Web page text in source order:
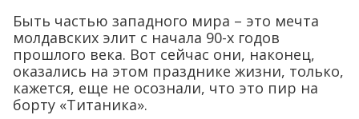
Быть частью западного мира – это мечта
молдавских элит с начала 90-х годов
прошлого века. Вот сейчас они, наконец,
оказались на этом празднике жизни, только,
кажется, еще не осознали, что это пир на
борту «Титаника».